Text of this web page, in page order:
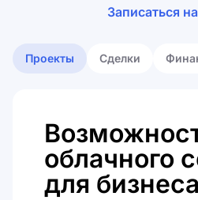
соглашение
персональных данных
Записаться
Проекты Сделки
облачного
для бизнеса